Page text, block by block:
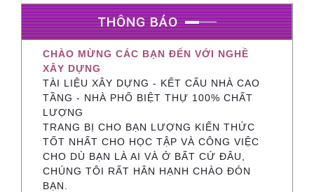
THÔNG BÁO
CHÀO MỪNG CÁC BẠN ĐẾN VỚI NGHỀ
XÂY DỰNG
TÀI LIỆU XÂY DỰNG - KẾT CẤU NHÀ CAO
TẦNG - NHÀ PHỐ BIỆT THỰ 100% CHẤT
LƯỢNG
TRANG BỊ CHO BẠN LƯỢNG KIẾN THỨC
TỐT NHẤT CHO HỌC TẬP VÀ CÔNG VIỆC
CHO DÙ BẠN LÀ AI VÀ Ở BẤT CỨ ĐÂU,
CHÚNG TÔI RẤT HÂN HẠNH CHÀO ĐÓN
BẠN.